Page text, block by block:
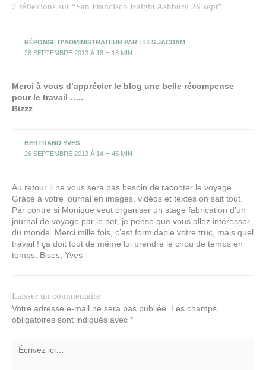
2 réflexions sur “San Francisco Haight Ashbury 26 sept”
RÉPONSE D'ADMINISTRATEUR PAR : LES JACDAM
26 SEPTEMBRE 2013 À 18 H 18 MIN
Merci à vous d’apprécier le blog une belle récompense
pour le travail …..
Bizzz
BERTRAND YVES
26 SEPTEMBRE 2013 À 14 H 45 MIN
Au retour il ne vous sera pas besoin de raconter le voyage…
Gràce à votre journal en images, vidéos et textes on sait tout.
Par contre si Monique veut organiser un stage fabrication d’un
journal de voyage par le net, je pense que vous allez intéresser
du monde. Merci mille fois, c’est formidable votre truc, mais quel
travail ! ça doit tout de même lui prendre le chou de temps en
temps. Bises, Yves
Laisser un commentaire
Votre adresse e-mail ne sera pas publiée. Les champs
obligatoires sont indiqués avec *
ici…